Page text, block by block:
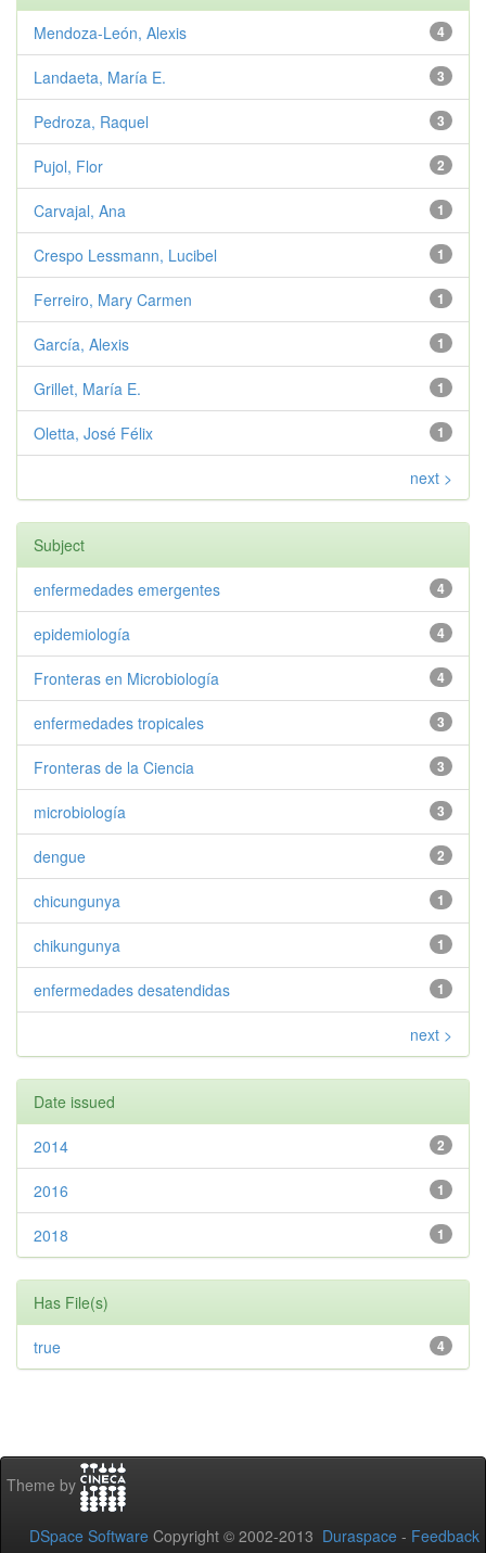
4
Mendoza-León, Alexis
3
Landaeta, María E.
3
Pedroza, Raquel
2
Pujol, Flor
1
Carvajal, Ana
1
Crespo Lessmann, Lucibel
1
Ferreiro, Mary Carmen
1
García, Alexis
1
Grillet, María E.
1
Oletta, José Félix
next >
Subject
4
enfermedades emergentes
4
epidemiología
4
Fronteras en Microbiología
3
enfermedades tropicales
3
Fronteras de la Ciencia
3
microbiología
2
dengue
1
chicungunya
1
chikungunya
1
enfermedades desatendidas
next >
Date issued
2
2014
1
2016
1
2018
Has File(s)
4
true
Theme by
DSpace Software Copyright © 2002-2013 Duraspace - Feedback